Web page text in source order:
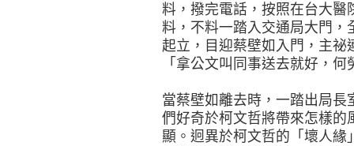
料，撥完電話，按照在台大醫
料，不料一踏入交通局大門，
起立，目迎蔡壁如入門，主祕
「拿公文叫同事送去就好，
當蔡壁如離去時，一踏出局
們好奇於柯文哲將帶來怎樣的
顯。迥異於柯文哲的「壞人